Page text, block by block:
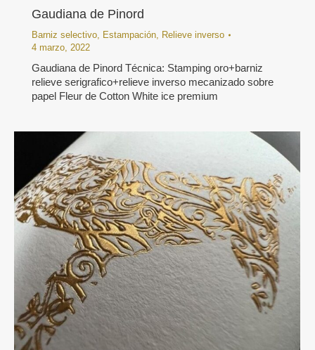
Gaudiana de Pinord
Barniz selectivo, Estampación, Relieve inverso
4 marzo, 2022
Gaudiana de Pinord Técnica: Stamping oro+barniz
relieve serigrafico+relieve inverso mecanizado sobre
papel Fleur de Cotton White ice premium